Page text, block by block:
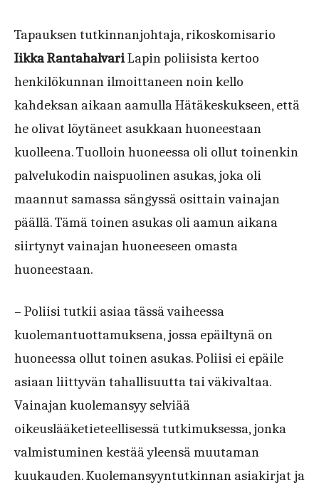
Tapauksen tutkinnanjohtaja, rikoskomisario
Iikka RantahalvariLapin poliisista kertoo
henkilökunnan ilmoittaneen noin kello
kahdeksan aikaan aamulla Hätäkeskukseen, että
he olivat löytäneet asukkaan huoneestaan
kuolleena. Tuolloin huoneessa oli ollut toinenkin
palvelukodin naispuolinen asukas, joka oli
maannut samassa sängyssä osittain vainajan
päällä. Tämä toinen asukas oli aamun aikana
siirtynyt vainajan huoneeseen omasta
huoneestaan.
– Poliisi tutkii asiaa tässä vaiheessa
kuolemantuottamuksena, jossa epäiltynä on
huoneessa ollut toinen asukas. Poliisi ei epäile
asiaan liittyvän tahallisuutta tai väkivaltaa.
Vainajan kuolemansyy selviää
oikeuslääketieteellisessä tutkimuksessa, jonka
valmistuminen kestää yleensä muutaman
kuukauden. Kuolemansyyntutkinnan asiakirjat ja